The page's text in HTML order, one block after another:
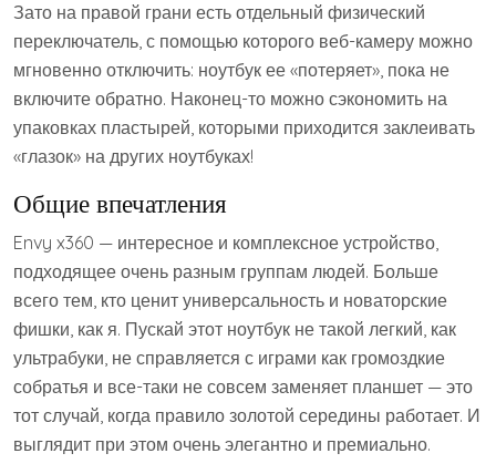
Зато на правой грани есть отдельный физический
переключатель, с помощью которого веб-камеру можно
мгновенно отключить: ноутбук ее «потеряет», пока не
включите обратно. Наконец-то можно сэкономить на
упаковках пластырей, которыми приходится заклеивать
«глазок» на других ноутбуках!
Общие впечатления
Envy x360 — интересное и комплексное устройство,
подходящее очень разным группам людей. Больше
всего тем, кто ценит универсальность и новаторские
фишки, как я. Пускай этот ноутбук не такой легкий, как
ультрабуки, не справляется с играми как громоздкие
собратья и все-таки не совсем заменяет планшет — это
тот случай, когда правило золотой середины работает. И
выглядит при этом очень элегантно и премиально.